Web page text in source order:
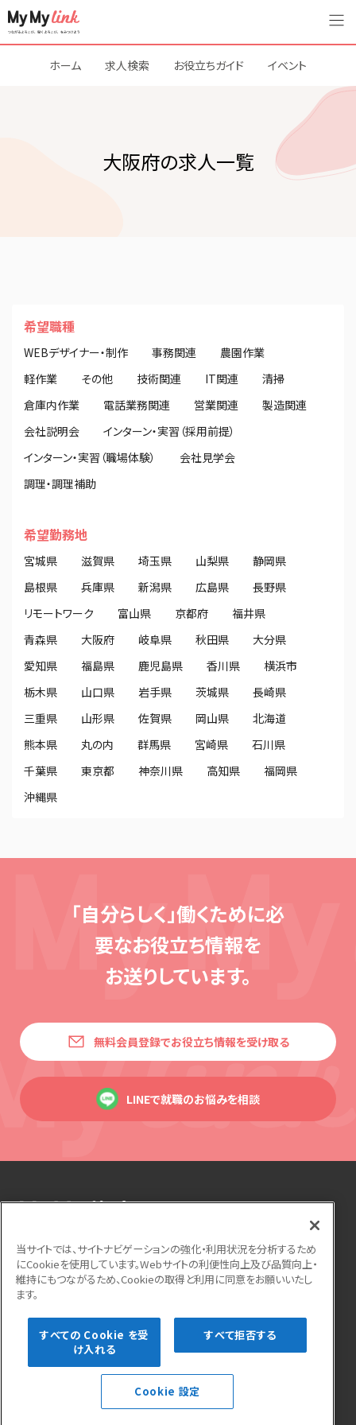
ホーム 求人検索 お役立ちガイド イベント
大阪府の求人一覧
希望職種
WEBデザイナー・制作 事務関連
農園作業
軽作業
その他 技術関連 IT関連
清掃
倉庫内作業
電話業務関連 営業関連
製造関連
会社説明会
インターン・実習（採用前提）
インターン・実習（職場体験）
会社見学会
調理・調理補助
希望勤務地
宮城県 滋賀県 埼玉県 山梨県
静岡県
島根県
兵庫県 新潟県 広島県
長野県
リモートワーク
富山県 京都府
福井県
青森県
大阪府 岐阜県 秋田県
大分県
愛知県
福島県 鹿児島県 香川県
横浜市
栃木県
山口県 岩手県 茨城県
長崎県
三重県
山形県 佐賀県 岡山県
北海道
熊本県
丸の内 群馬県 宮崎県
石川県
千葉県
東京都 神奈川県 高知県
福岡県
沖縄県
「自分らしく」働くために必
要なお役立ち情報を
お送りしています。
無料会員登録でお役立ち情報を受け取る
LINEで就職のお悩みを相談
運営会社 利用規約 個人情報保護方針
サイトマップ よくある質問 お問い合わせ
当サイトでは、サイトナビゲーションの強化・利用状況を分析するため
にCookieを使用しています。Webサイトの利便性向上及び品質向上・
維持にもつながるため、Cookieの取得と利用に同意をお願いいたし
ます。
すべての Cookie を受
け入れる
すべて拒否する
Cookie 設定